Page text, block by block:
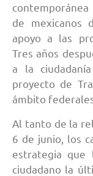
de mexicanos
apoyo a las
Tres años
a la
proyecto de
ámbito
Al tanto de la
6 de junio, los
estrategia que
ciudadano la